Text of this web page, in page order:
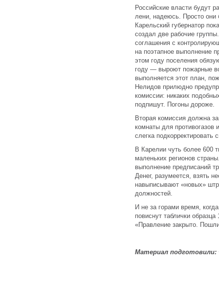
Российские власти будут
лени, надеюсь. Просто они
Карельский губернатор
создал две рабочие
соглашения с
на поэтапное выполнение
этом году поселения
году — выроют пожарные
выполняется этот план,
Нелидов прилюдно
комиссии: никаких
подпишут. Погоны дороже.
Вторая комиссия должна
комнаты для противогазов
слегка
В Карелии чуть более 600
маленьких регионов
выполнение предписаний
Денег, разумеется, взять
навыписывают «новых»
должностей.
И не за горами время,
повиснут таблички
«Правление закрыто.
Материал подготовили: